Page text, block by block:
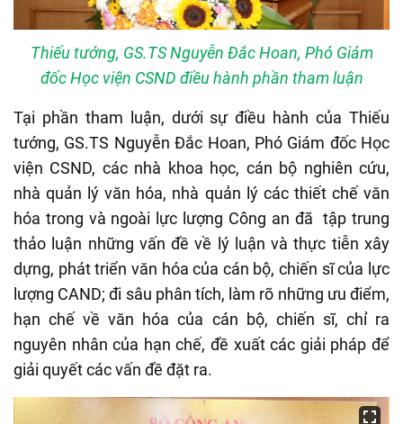
Thiếu tướng, GS.TS Nguyễn Đắc Hoan, Phó Giám
đốc Học viện CSND điều hành phần tham luận
Tại phần tham luận, dưới sự điều hành của Thiếu
tướng, GS.TS Nguyễn Đắc Hoan, Phó Giám đốc Học
viện CSND, các nhà khoa học, cán bộ nghiên cứu,
nhà quản lý văn hóa, nhà quản lý các thiết chế văn
hóa trong và ngoài lực lượng Công an đã tập trung
thảo luận những vấn đề về lý luận và thực tiễn xây
dựng, phát triển văn hóa của cán bộ, chiến sĩ của lực
lượng CAND; đi sâu phân tích, làm rõ những ưu điểm,
hạn chế về văn hóa của cán bộ, chiến sĩ, chỉ ra
nguyên nhân của hạn chế, đề xuất các giải pháp để
giải quyết các vấn đề đặt ra.